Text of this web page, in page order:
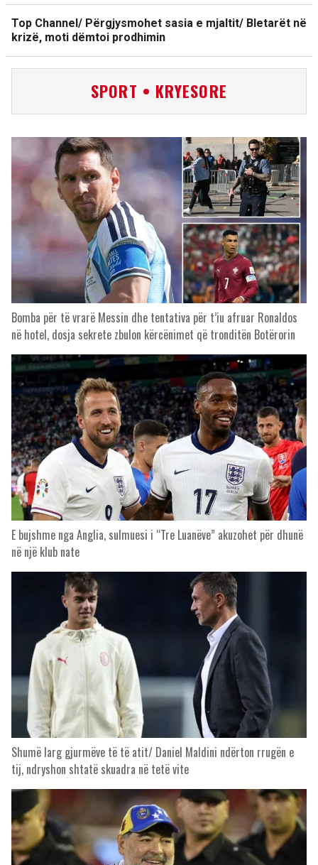
Top Channel/ Përgjysmohet sasia e mjaltit/ Bletarët në
krizë, moti dëmtoi prodhimin
SPORT • KRYESORE
Bomba për të vrarë Messin dhe tentativa për t’iu afruar Ronaldos
në hotel, dosja sekrete zbulon kërcënimet që tronditën Botërorin
E bujshme nga Anglia, sulmuesi i “Tre Luanëve” akuzohet për dhunë
në një klub nate
Shumë larg gjurmëve të të atit/ Daniel Maldini ndërton rrugën e
tij, ndryshon shtatë skuadra në tetë vite